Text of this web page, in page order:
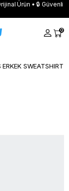
Ürün • 🔒 Güvenli
0
ERKEK SWEATSHIRT